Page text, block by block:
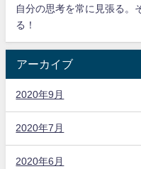
自分の思考を常に見張る。
る！
アーカイブ
2020年9月
2020年7月
2020年6月